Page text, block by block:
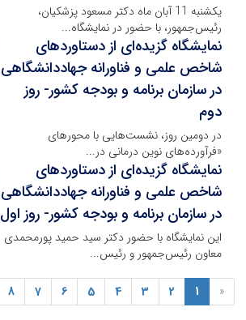
یکشنبه 11 آبان ماه دکتر مسعود پزشکیان،
رئیس‌جمهور، با حضور در نمایشگاه...
نمایشگاه گزیده‌ای از دستاوردهای
شاخص علمی و فناورانه جهاددانشگاهی
در سازمان برنامه و بودجه کشور- روز
دوم
در دومین روز، نشست‌هایی با محورهای
«فرآورده‌های نوین درمانی در...
نمایشگاه گزیده‌ای از دستاوردهای
شاخص علمی و فناورانه جهاددانشگاهی
در سازمان برنامه و بودجه کشور- روز اول
این نمایشگاه با حضور دکتر سید حمید پورمحمدی
معاون رئیس‌جمهور و رئیس...
«
1
2
3
4
5
6
7
8